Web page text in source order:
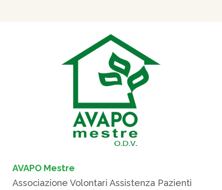
AVAPO Mestre
Associazione Volontari Assistenza Pazienti